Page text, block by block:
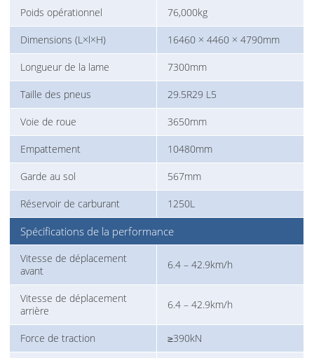
Poids opérationnel 76,000kg
Dimensions (L×l×H) 16460 × 4460 × 4790mm
Longueur de la lame 7300mm
Taille des pneus 29.5R29 L5
Voie de roue 3650mm
Empattement 10480mm
Garde au sol 567mm
Réservoir de carburant 1250L
Spécifications de la performance
Vitesse de déplacement
avant
6.4 – 42.9km/h
Vitesse de déplacement
arrière
6.4 – 42.9km/h
Force de traction ≥390kN